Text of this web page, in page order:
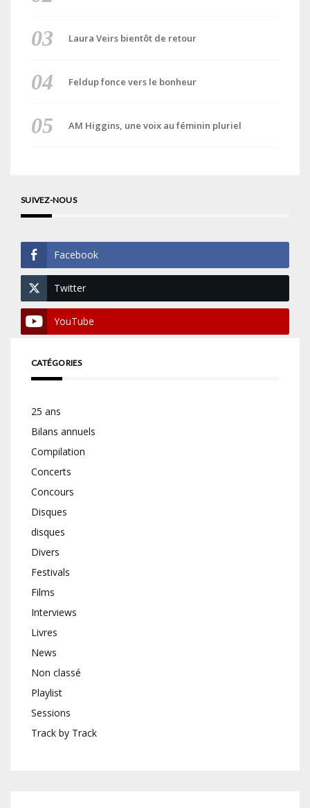
Laura Veirs bientôt de retour
Feldup fonce vers le bonheur
AM Higgins, une voix au féminin pluriel
SUIVEZ-NOUS
Facebook
Twitter
YouTube
CATÉGORIES
25 ans
Bilans annuels
Compilation
Concerts
Concours
Disques
disques
Divers
Festivals
Films
Interviews
Livres
News
Non classé
Playlist
Sessions
Track by Track